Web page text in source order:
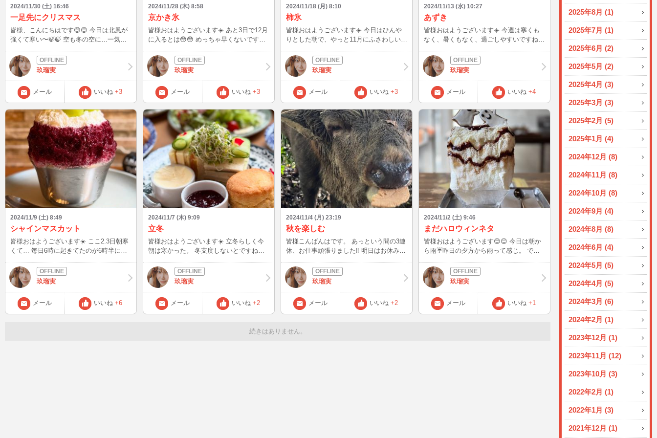
2025年8月 (1)
2025年7月 (1)
2025年6月 (2)
2025年5月 (2)
2025年4月 (3)
2025年3月 (3)
2025年2月 (5)
2025年1月 (4)
2024年12月 (8)
2024年11月 (8)
2024年10月 (8)
2024年9月 (4)
2024年8月 (8)
2024年6月 (4)
2024年5月 (5)
2024年4月 (5)
2024年3月 (6)
2024年2月 (1)
2023年12月 (1)
2023年11月 (12)
2023年10月 (3)
2022年2月 (1)
2022年1月 (3)
2021年12月 (1)
2024/11/30 (土) 16:46
一足先にクリスマス
皆様、こんにちはです😊😊 今日は北風が
強くて寒い〜🍃🍃 空も冬の空に…一気に
先にクリスマス気分を味わってきました👍
👍 阪急百貨店で開催されている…
CHRISTMAS MARKET2024🎄✨️✨️に行っ
てきました。 催事会場に着くなりワクワ
クが止まらない😍😍 クリスマスのオーナ
メントがいっぱい‼️ 生のもみの木まで売っ
てました👍👍 お目当ては、このジェラー
ト🍨 ピスタチオ💚とラズベリー❤️にしま
した。 プラス‼️サンタ🎅トナカイ🦌クリス
マスツリー🎄のチョコレートを課金してト
ッピング。 美味しかったです😋😋 オーナ
メントも1つ買ってドアノブにかけようか
なぁ〜🤔🤔って思ってたけど、選びきれず
で買わなかった。 そして平日なのに、め
っちゃ人が多かった😳😳 やっぱりオーナ
メント欲しいなぁ〜 次のお休みに行って
来ようかな😆😆
玖瑠実
メール いいね +3
2024/11/28 (木) 8:58
京かき氷
皆様おはようございます☀️ あと3日で12月
に入るとは😳😳 めっちゃ早くないです
くて…あまり年末感がない！ そんなこん
なで、先日京都に行ってきました！ お菓
子を学びに行ったのですが… かき氷部🍧
🥄もしてきました👍👍 早くもクリスマス
限定のかき氷🎄🎅があったので、真っ赤な
色が可愛いベルベットカシスボール♥️♥️に
しました。 カシスとホワイトチョコのか
き氷に、中からはサクサクのお菓子とマロ
ンクリーム🌰が入っていてボリューム満
点‼️しかもめっちゃ大きいサイズ〜 このか
き氷も、最後フードファイターみたいにな
った！食べても食べても減らない〜😂😂
笑 隣のおばちゃんは2杯食べてた。 久し
ぶりの京都🍵🍡楽しかったけど、お菓子教
室入れてるからスケジュールがいっぱい！
だったけど… めっちゃ楽しめました✌️💕💕
次は観光とかき氷🍧🥄とスイーツ🍰🫖メイ
ンで来たいなぁ〜
玖瑠実
メール いいね +3
2024/11/18 (月) 8:10
柿氷
皆様おはようございます☀️ 今日はひんや
りとした朝で、やっと11月にふさわしい気
盤… めっちゃ早い😳😳 10月は監査準備と
か、監査で長く感じたけど…ユルリと過ご
してる11月は過ぎるの早すぎる〜 そんな
こんなで、先日の奈良🦌🦌に行った時のか
き氷部🍧🥄 まさしく、｢柿氷｣ 写真より実
物は、まぁまぁ大きいサイズ。 今が旬の
柿がトップにも、中にもいっぱい👍👍 こ
このかき氷屋さんは旬の果物を食べる！が
コンセプト。おしみなく旬の果物モリモリ
のかき氷、お腹も心も満たされましたぁ〜
😊😊 今週から一気に冬⛄️モードに切り替
わるとか。 皆様暖かい格好でお過ごしく
ださいね😌😌 今週もお仕事ファイトです‼️
玖瑠実
メール いいね +3
2024/11/13 (水) 10:27
あずき
皆様おはようございます☀️ 今週は寒くも
なく、暑くもなく、過ごしやすいですね。
なこんなで、久しぶりの2連休はかき氷部
🍧🥄に走り回ってます👍👍 昨日食べた台
湾スイーツの豆花のお店で食べたかき氷。
プリンあずきミルク氷🍮🫘 これ、めっち
ゃ美味しかった‼️ 黒糖、ミルクのかき氷に
あずきと、固めのプリン。 やっぱりシン
プルなかき氷が1番美味しい😊😊 でも、こ
のかき氷…めっちゃ大きい‼️ 1年分のあず
き🫘を食べたんじゃないか！ってくらい中
にもあずきが入ってる😳😳 最後フードフ
ァイターみたいになってた😂😂 今日も大
阪と奈良とかき氷部🍧🥄で走り回る予定！
めっちゃ楽しい〜 久しぶりの2連休楽しみ
たいと思います💕💕
玖瑠実
メール いいね +4
2024/11/9 (土) 8:49
シャインマスカット
皆様おはようございます☀️ ここ2.3日朝寒
くて… 毎日6時に起きてたのが6時半にな
来るみたいですね。 24℃になるとか！ 来
週はかき氷部🍧🥄いっぱい行こうと思いま
す。 そして、ダウンジャケットが盗まれ
た👻👻 確かにここ数日寒かったけど、人
のダウンジャケットを盗んで着るのは無し
やわ。 でも、鹿活で鹿さんにいっぱい噛
玖瑠実
メール いいね +6
2024/11/7 (木) 9:09
立冬
皆様おはようございます☀️ 立冬らしく今
朝は寒かった。 冬支度しないとですね！
ようかな〜って感か中です。 そんなこん
なで、先日のお休みはお友達とランチに行
ってきました☕️🥐 スコーン専門店のラン
チで、紅茶飲み放題🫖 なんだけど… 茶葉
の種類がお店セレクトで自分で選べない
😂😂 ジャスミンだ、キャラメルだ、ブラ
玖瑠実
メール いいね +2
2024/11/4 (月) 23:19
秋を楽しむ
皆様こんばんはです。 あっという間の3連
休、お仕事頑張りました‼️ 明日はお休みだ
しみ。 ランチ🥐とお買い物🛍楽しんでき
ます😚😚 お写真は、先日奈良🦌🦌に行っ
た時の写真です。 鹿友のおじさんに懐い
てる雄鹿さん、名前が太郎ちゃんといいま
す。 右目を怪我したみたいで腫れてます
🥺🥺 奈良公園の鹿さん達は、秋に🍁🍂な
ん達の戦い。 太郎ちゃんの右目は男の勲
玖瑠実
メール いいね +2
2024/11/2 (土) 9:46
まだハロウィンネタ
皆様おはようございます😊😊 今日は朝か
ら雨☔️昨日の夕方から雨って感じ。 で
👍 そんなこんなで、ハロウィン🎃終わっ
たけど… ハロウィン氷👻投稿させてくだ
さい。笑 カラメルミルク氷におばけクッ
キー👻🍪トッピング。 カラメルミルク氷
美味しすぎる〜 おばけクッキーは、シン
プルな材料で作られていて身体には優しい
玖瑠実
メール いいね +1
続きはありません。